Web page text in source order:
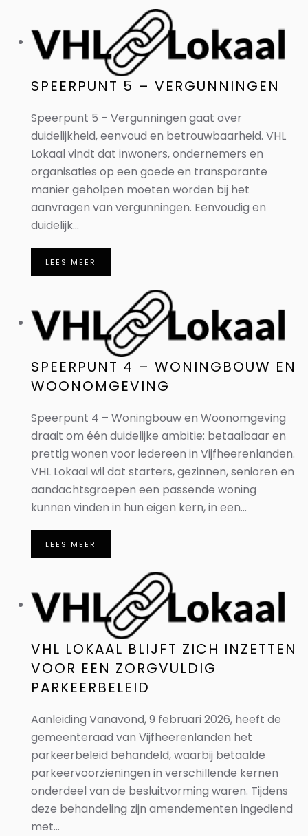
SPEERPUNT 5 – VERGUNNINGEN
Speerpunt 5 – Vergunningen gaat over
duidelijkheid, eenvoud en betrouwbaarheid. VHL
Lokaal vindt dat inwoners, ondernemers en
organisaties op een goede en transparante
manier geholpen moeten worden bij het
aanvragen van vergunningen. Eenvoudig en
duidelijk...
LEES MEER
SPEERPUNT 4 – WONINGBOUW EN
WOONOMGEVING
Speerpunt 4 – Woningbouw en Woonomgeving
draait om één duidelijke ambitie: betaalbaar en
prettig wonen voor iedereen in Vijfheerenlanden.
VHL Lokaal wil dat starters, gezinnen, senioren en
aandachtsgroepen een passende woning
kunnen vinden in hun eigen kern, in een...
LEES MEER
VHL LOKAAL BLIJFT ZICH INZETTEN
VOOR EEN ZORGVULDIG
PARKEERBELEID
Aanleiding Vanavond, 9 februari 2026, heeft de
gemeenteraad van Vijfheerenlanden het
parkeerbeleid behandeld, waarbij betaalde
parkeervoorzieningen in verschillende kernen
onderdeel van de besluitvorming waren. Tijdens
deze behandeling zijn amendementen ingediend
met...